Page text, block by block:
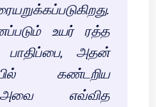
உயர் ரத்த
பாதிப்பை, அதன்
கண்டறிய
அவை எவ்வித